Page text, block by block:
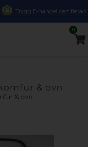
Trygg E-handel certifierad
0
& ovn
& ovn